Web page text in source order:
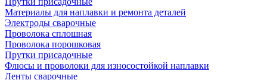
Материалы для наплавки и ремонта деталей
Электроды сварочные
Проволока сплошная
Проволока порошковая
Прутки присадочные
Флюсы и проволоки для износостойкой наплавки
Ленты сварочные